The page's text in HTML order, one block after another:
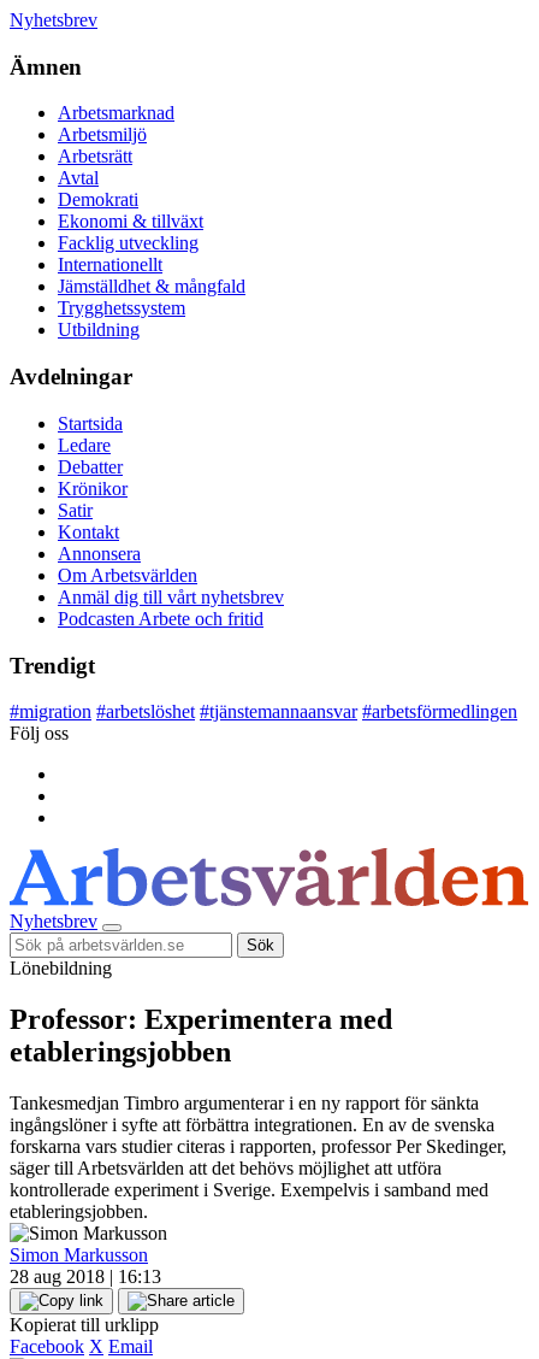
Nyhetsbrev
Ämnen
Arbetsmarknad
Arbetsmiljö
Arbetsrätt
Avtal
Demokrati
Ekonomi & tillväxt
Facklig utveckling
Internationellt
Jämställdhet & mångfald
Trygghetssystem
Utbildning
Avdelningar
Startsida
Ledare
Debatter
Krönikor
Satir
Kontakt
Annonsera
Om Arbetsvärlden
Anmäl dig till vårt nyhetsbrev
Podcasten Arbete och fritid
Trendigt
#migration #arbetslöshet #tjänstemannaansvar #arbetsförmedlingen
Följ oss
Nyhetsbrev
Sök
Lönebildning
Professor: Experimentera med
etableringsjobben
Tankesmedjan Timbro argumenterar i en ny rapport för sänkta
ingångslöner i syfte att förbättra integrationen. En av de svenska
forskarna vars studier citeras i rapporten, professor Per Skedinger,
säger till Arbetsvärlden att det behövs möjlighet att utföra
kontrollerade experiment i Sverige. Exempelvis i samband med
etableringsjobben.
Simon Markusson
28 aug 2018 | 16:13
Kopierat till urklipp
Facebook X Email